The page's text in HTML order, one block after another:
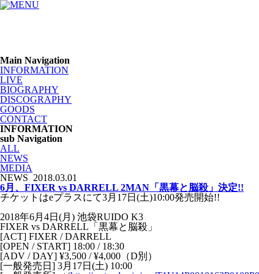
Main Navigation
INFORMATION
LIVE
BIOGRAPHY
DISCOGRAPHY
GOODS
CONTACT
INFORMATION
sub Navigation
ALL
NEWS
MEDIA
NEWS 2018.03.01
6月、FIXER vs DARRELL 2MAN「黒幕と脳殺」決定!!
チケットはeプラスにて3月17日(土)10:00発売開始!!
2018年6月4日(月) 池袋RUIDO K3
FIXER vs DARRELL「黒幕と脳殺」
[ACT] FIXER / DARRELL
[OPEN / START] 18:00 / 18:30
[ADV / DAY] ¥3,500 / ¥4,000（D別）
[一般発売日] 3月17日(土) 10:00